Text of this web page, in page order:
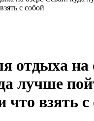
с собой
отдыха на
лучше
что взять с